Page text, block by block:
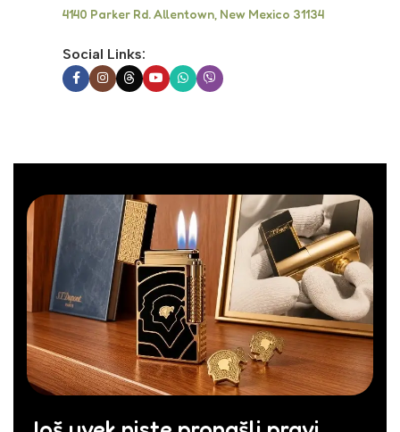
4140 Parker Rd. Allentown, New Mexico 31134
Social Links: